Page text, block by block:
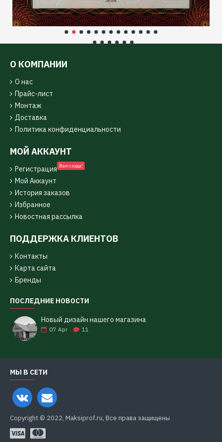
О КОМПАНИИ
О нас
Прайс-лист
Монтаж
Доставка
Политика конфиденциальности
МОЙ АККАУНТ
Регистрация Вам сюда!
Мой Аккаунт
История заказов
Избранное
Новостная рассылка
ПОДДЕРЖКА КЛИЕНТОВ
Контакты
Карта сайта
Бренды
ПОСЛЕДНИЕ НОВОСТИ
Новый дизайн нашего магазина
07 Apr 11
МЫ В СЕТИ
Copyright © 2022, Maksiprof.ru, Все права защищены